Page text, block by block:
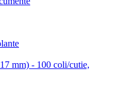
mm) - 100 coli/cutie,